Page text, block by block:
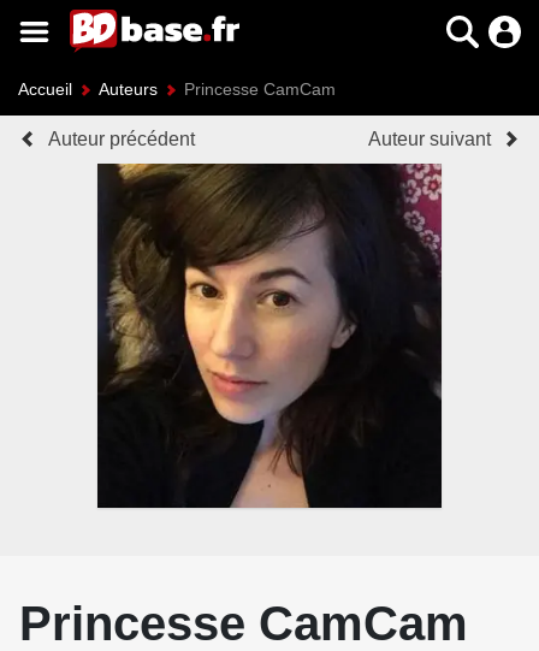
Accueil Auteurs Princesse CamCam
Auteur précédent Auteur suivant
Princesse CamCam